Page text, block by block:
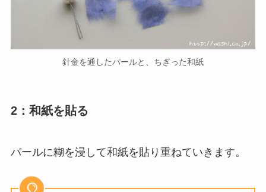
針金を通したパールと、ちぎった和紙
2：和紙を貼る
パールに糊を浸して和紙を貼り重ねていきます。